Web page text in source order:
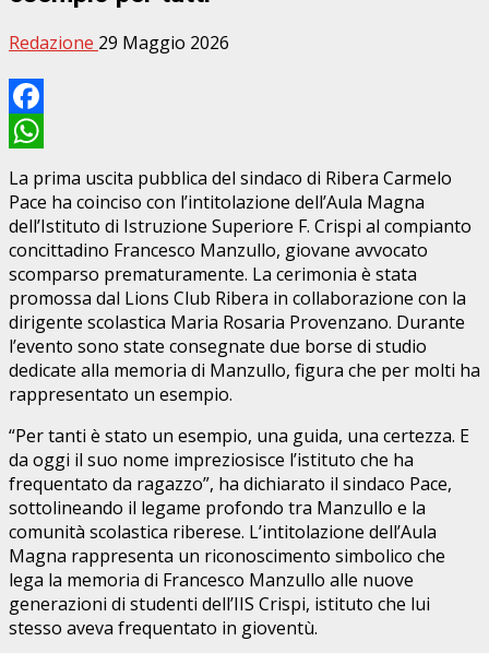
Redazione 29 Maggio 2026
Facebook
WhatsApp
La prima uscita pubblica del sindaco di Ribera Carmelo
Pace ha coinciso con l’intitolazione dell’Aula Magna
dell’Istituto di Istruzione Superiore F. Crispi al compianto
concittadino Francesco Manzullo, giovane avvocato
scomparso prematuramente. La cerimonia è stata
promossa dal Lions Club Ribera in collaborazione con la
dirigente scolastica Maria Rosaria Provenzano. Durante
l’evento sono state consegnate due borse di studio
dedicate alla memoria di Manzullo, figura che per molti ha
rappresentato un esempio.
“Per tanti è stato un esempio, una guida, una certezza. E
da oggi il suo nome impreziosisce l’istituto che ha
frequentato da ragazzo”, ha dichiarato il sindaco Pace,
sottolineando il legame profondo tra Manzullo e la
comunità scolastica riberese. L’intitolazione dell’Aula
Magna rappresenta un riconoscimento simbolico che
lega la memoria di Francesco Manzullo alle nuove
generazioni di studenti dell’IIS Crispi, istituto che lui
stesso aveva frequentato in gioventù.